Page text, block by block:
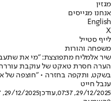
מגזין
אנחנו מגייסים
English
X
לייף סטייל
משפחה והורות
שיר אלמליח מתפוצצת: "מי את
הערה חסרת טאקט של עוקבת
בשקט, ותקפה בחזרה • "חוצפה של
ענבל חייט
29/12/2025, 07:37
,עודכן29/12/2025, 07:37